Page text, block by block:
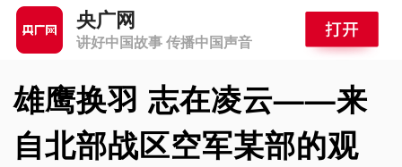
央广网
讲好中国故事 传播中国声音
雄鹰换羽 志在凌云——来
自北部战区空军某部的观